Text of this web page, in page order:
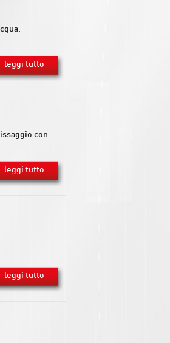
leggi tutto
con…
leggi tutto
leggi tutto